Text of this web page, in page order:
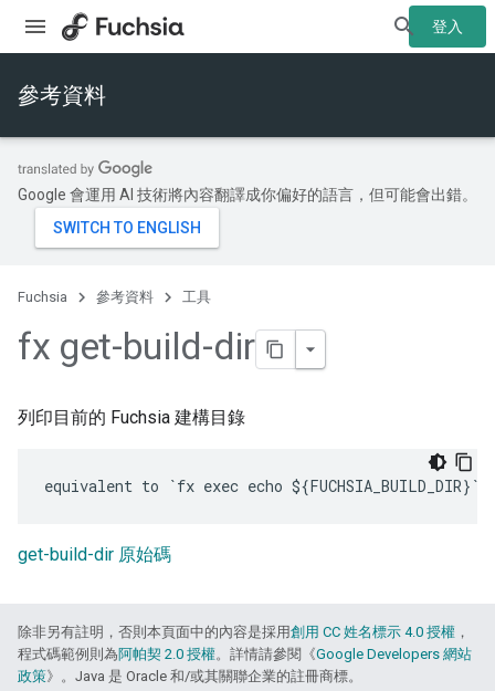
登入
參考資料
Google 會運用 AI 技術將內容翻譯成你偏好的語言，但可能會出錯。
Fuchsia 參考資料 工具
fx get-build-dir
列印目前的 Fuchsia 建構目錄
get-build-dir 原始碼
除非另有註明，否則本頁面中的內容是採用創用 CC 姓名標示 4.0 授權 ，
程式碼範例則為阿帕契 2.0 授權。詳情請參閱《Google Developers 網站
政策》。Java 是 Oracle 和/或其關聯企業的註冊商標。